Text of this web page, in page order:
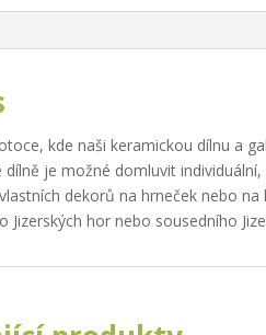
kde naši keramickou dílnu a
dílně je možné domluvit
dekorů na hrneček nebo
Jizerských hor nebo sousedního